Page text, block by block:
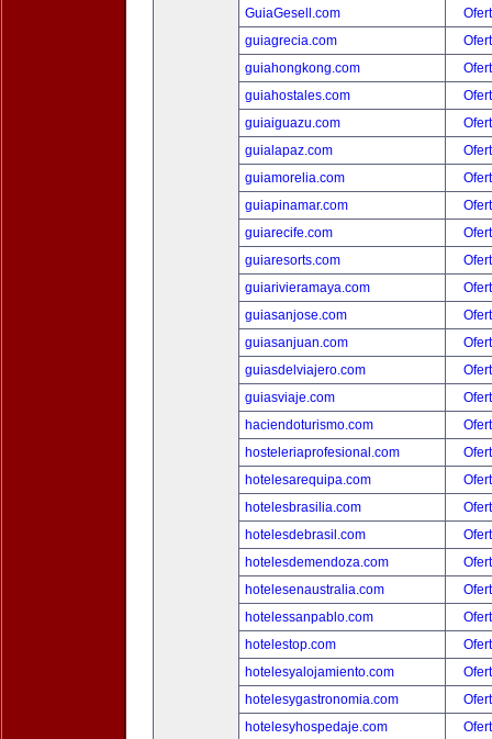
GuiaGesell.com
guiagrecia.com
guiahongkong.com
guiahostales.com
guiaiguazu.com
guialapaz.com
guiamorelia.com
guiapinamar.com
guiarecife.com
guiaresorts.com
guiarivieramaya.com
guiasanjose.com
guiasanjuan.com
guiasdelviajero.com
guiasviaje.com
haciendoturismo.com
hosteleriaprofesional.com
hotelesarequipa.com
hotelesbrasilia.com
hotelesdebrasil.com
hotelesdemendoza.com
hotelesenaustralia.com
hotelessanpablo.com
hotelestop.com
hotelesyalojamiento.com
hotelesygastronomia.com
hotelesyhospedaje.com